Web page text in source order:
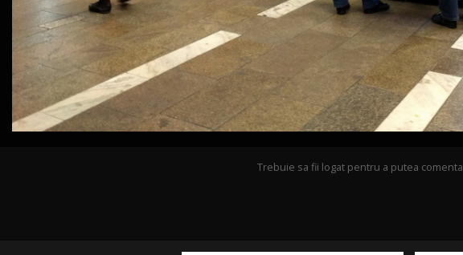
Trebuie sa fii logat pentru a putea comenta